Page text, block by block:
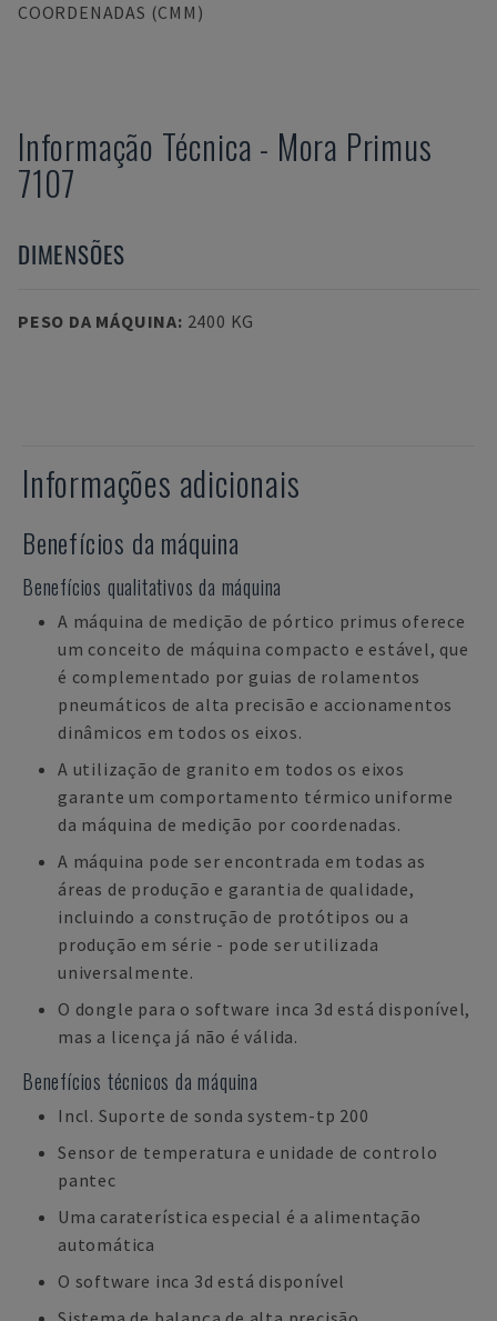
COORDENADAS (CMM)
Informação Técnica - Mora Primus
7107
DIMENSÕES
PESO DA MÁQUINA: 2400 KG
Informações adicionais
Benefícios da máquina
Benefícios qualitativos da máquina
A máquina de medição de pórtico primus oferece
um conceito de máquina compacto e estável, que
é complementado por guias de rolamentos
pneumáticos de alta precisão e accionamentos
dinâmicos em todos os eixos.
A utilização de granito em todos os eixos
garante um comportamento térmico uniforme
da máquina de medição por coordenadas.
A máquina pode ser encontrada em todas as
áreas de produção e garantia de qualidade,
incluindo a construção de protótipos ou a
produção em série - pode ser utilizada
universalmente.
O dongle para o software inca 3d está disponível,
mas a licença já não é válida.
Benefícios técnicos da máquina
Incl. Suporte de sonda system-tp 200
Sensor de temperatura e unidade de controlo
pantec
Uma caraterística especial é a alimentação
automática
O software inca 3d está disponível